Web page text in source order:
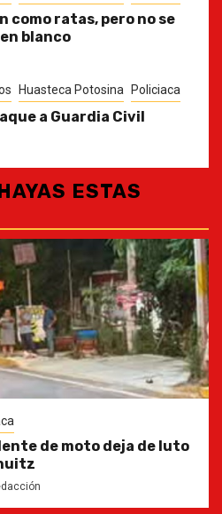
como ratas, pero no se
blanco
Huasteca Potosina Policiaca
a Guardia Civil
ESTAS
de moto deja de luto